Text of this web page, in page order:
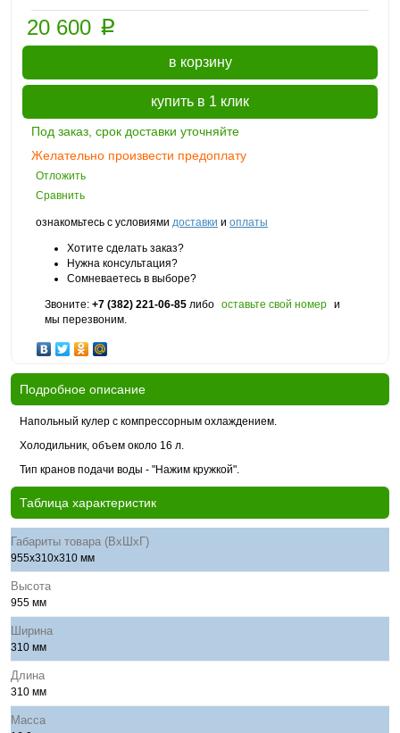
20 600 p
в корзину
купить в 1 клик
Под заказ, срок доставки уточняйте
Желательно произвести предоплату
Отложить
Сравнить
ознакомьтесь с условиями доставки и оплаты
Хотите сделать заказ?
Нужна консультация?
Сомневаетесь в выборе?
Звоните: +7 (382) 221-06-85 либо оставьте свой номер и
мы перезвоним.
Подробное описание
Напольный кулер с компрессорным охлаждением.
Холодильник, объем около 16 л.
Тип кранов подачи воды - "Нажим кружкой".
Таблица характеристик
Габариты товара (ВхШхГ)
955x310x310 мм
Высота
955 мм
Ширина
310 мм
Длина
310 мм
Масса